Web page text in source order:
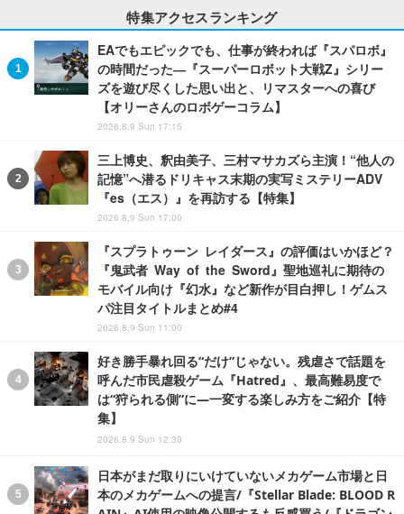
特集アクセスランキング
EAでもエピックでも、仕事が終われば『スパロボ』
の時間だった―『スーパーロボット大戦Z』シリー
ズを遊び尽くした思い出と、リマスターへの喜び
【オリーさんのロボゲーコラム】
2026.8.9 Sun 17:15
三上博史、釈由美子、三村マサカズら主演！“他人の
記憶”へ潜るドリキャス末期の実写ミステリーADV
『es（エス）』を再訪する【特集】
2026.8.9 Sun 17:00
『スプラトゥーン レイダース』の評価はいかほど？
『鬼武者 Way of the Sword』聖地巡礼に期待の
モバイル向け『幻水』など新作が目白押し！ゲムス
パ注目タイトルまとめ#4
2026.8.9 Sun 11:00
好き勝手暴れ回る“だけ”じゃない。残虐さで話題を
呼んだ市民虐殺ゲーム『Hatred』、最高難易度で
は“狩られる側”に―一変する楽しみ方をご紹介【特
集】
2026.8.9 Sun 12:30
日本がまだ取りにいけていないメカゲーム市場と日
本のメカゲームへの提言/『Stellar Blade: BLOOD R